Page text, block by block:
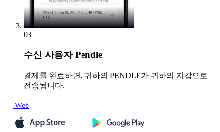
03
수신 사용자 Pendle
결제를 완료하면, 귀하의 PENDLE가 귀하의 지갑으로
전송됩니다.
Web